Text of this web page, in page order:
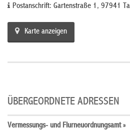
Postanschrift: Gartenstraße 1, 97941
Karte anzeigen
ÜBERGEORDNETE ADRESSEN
Vermessungs- und Flurneuordnungsamt »